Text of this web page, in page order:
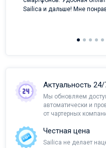
Sailica и дальше! Мне
Актуальность 24/
Мы обновляем
автоматически и
от чартерных
Честная цена
Sailica не делает